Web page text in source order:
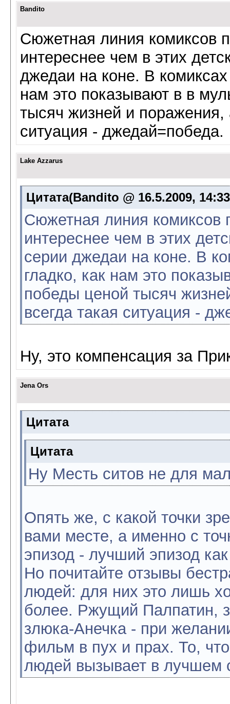
Bandito
Сюжетная линия комиксов
интереснее чем в этих
джедаи на коне. В
нам это показывают в в
тысяч жизней и поражения,
ситуация - джедай=победа.
Lake Azzarus
Цитата(Bandito @ 16.5.2009,
Сюжетная линия комиксов
интереснее чем в этих
серии джедаи на коне. В
гладко, как нам это
победы ценой тысяч
всегда такая ситуация -
Ну, это компенсация за
Jena Ors
Цитата
Цитата
Ну Месть ситов не для
Опять же, с какой точки
вами месте, а именно с
эпизод - лучший эпизод
Но почитайте отзывы
людей: для них это лишь
более. Ржущий Палпатин,
злюка-Анечка - при
фильм в пух и прах. То,
людей вызывает в лучшем